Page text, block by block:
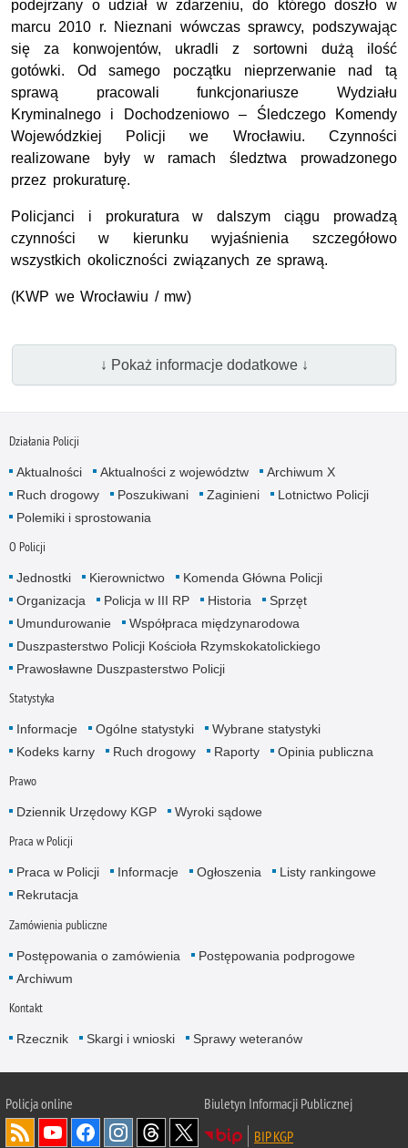
podejrzany o udział w zdarzeniu, do którego doszło w
marcu 2010 r. Nieznani wówczas sprawcy, podszywając
się za konwojentów, ukradli z sortowni dużą ilość
gotówki. Od samego początku nieprzerwanie nad tą
sprawą pracowali funkcjonariusze Wydziału
Kryminalnego i Dochodzeniowo – Śledczego Komendy
Wojewódzkiej Policji we Wrocławiu. Czynności
realizowane były w ramach śledztwa prowadzonego
przez prokuraturę.
Policjanci i prokuratura w dalszym ciągu prowadzą
czynności w kierunku wyjaśnienia szczegółowo
wszystkich okoliczności związanych ze sprawą.
(KWP we Wrocławiu / mw)
↓ Pokaż informacje dodatkowe ↓
Działania Policji
Aktualności Aktualności z województw
Archiwum X
Ruch drogowy
Poszukiwani Zaginieni
Lotnictwo Policji
Polemiki i sprostowania
O Policji
Jednostki Kierownictwo
Komenda Główna Policji
Organizacja
Policja w III RP Historia
Sprzęt
Umundurowanie
Współpraca międzynarodowa
Duszpasterstwo Policji Kościoła Rzymskokatolickiego
Prawosławne Duszpasterstwo Policji
Statystyka
Informacje Ogólne statystyki
Wybrane statystyki
Kodeks karny
Ruch drogowy Raporty Opinia publiczna
Prawo
Dziennik Urzędowy KGP Wyroki sądowe
Praca w Policji
Praca w Policji Informacje Ogłoszenia
Listy rankingowe
Rekrutacja
Zamówienia publiczne
Postępowania o zamówienia
Postępowania podprogowe
Archiwum
Kontakt
Rzecznik Skargi i wnioski Sprawy weteranów
Policjaonline
Biuletyn Informacji Publicznej
BIP KGP